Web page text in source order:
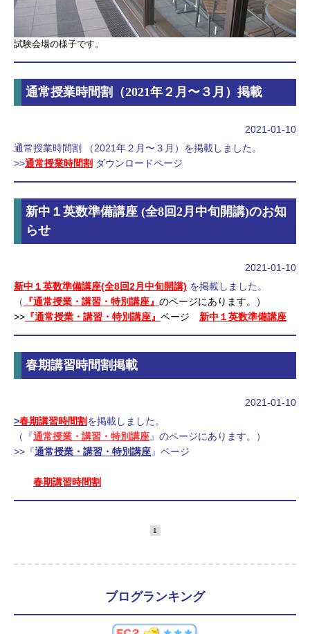
試験会場の様子です。
通常授業時間割（2021年２月〜３月）掲載
2021-01-10
通常授業時間割 （2021年２月〜３月）を掲載しました。
>>通常授業時間割 ダウンロードページ
新中１英数準備講座 (全8回2月中旬開講)のお知
らせ
2021-01-10
新中１英数準備講座(全8回2月中旬開講) を掲載しました。
（
『通常授業・講習・特別講座』 のページにあります。）
>> 『通常授業・講習・特別講座』 ページ 新中１英数準備講座
春期講習時間割掲載
2021-01-10
>春期講習時間割を掲載しました。
（『通常授業・講習・特別講座』のページにあります。）
>>『通常授業・講習・特別講座』ページ
春期講習時間割
1
ブログランキング